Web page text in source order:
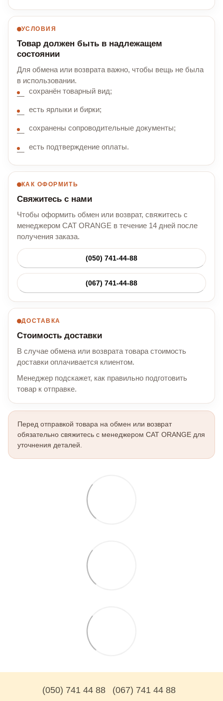
УСЛОВИЯ
Товар должен быть в надлежащем
состоянии
Для обмена или возврата важно, чтобы вещь не была
в использовании.
сохранён товарный вид;
есть ярлыки и бирки;
сохранены сопроводительные документы;
есть подтверждение оплаты.
КАК ОФОРМИТЬ
Свяжитесь с нами
Чтобы оформить обмен или возврат, свяжитесь с
менеджером CAT ORANGE в течение 14 дней после
получения заказа.
(050) 741-44-88
(067) 741-44-88
ДОСТАВКА
Стоимость доставки
В случае обмена или возврата товара стоимость
доставки оплачивается клиентом.
Менеджер подскажет, как правильно подготовить
товар к отправке.
Перед отправкой товара на обмен или возврат
обязательно свяжитесь с менеджером CAT ORANGE для
уточнения деталей.
(050) 741 44 88 (067) 741 44 88